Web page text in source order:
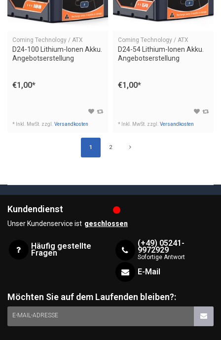
Coming Technology / ATX
D24-100 Lithium-Ionen Akku.
Angebotserstellung
€1,00*
* Inkl. MwSt. zzgl. Versandkosten
Coming Technology / ATX
D24-54 Lithium-Ionen Akku.
Angebotserstellung
€1,00*
* Inkl. MwSt. zzgl. Versandkosten
1 2
Kundendienst
Unser Kundenservice ist geschlossen
Häufig gestellte
Fragen
(+49) 05241-
9972929
Sofortige Antwort
E-Mail
Möchten Sie auf dem Laufenden bleiben?:
E-MAIL-ADRESSE